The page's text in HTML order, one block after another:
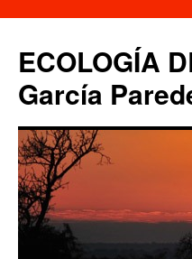
contenido
ECOLOGÍA
García